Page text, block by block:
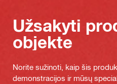
Užsakyti
objekte
Norite sužinoti, kaip šis
demonstracijos ir mūsų